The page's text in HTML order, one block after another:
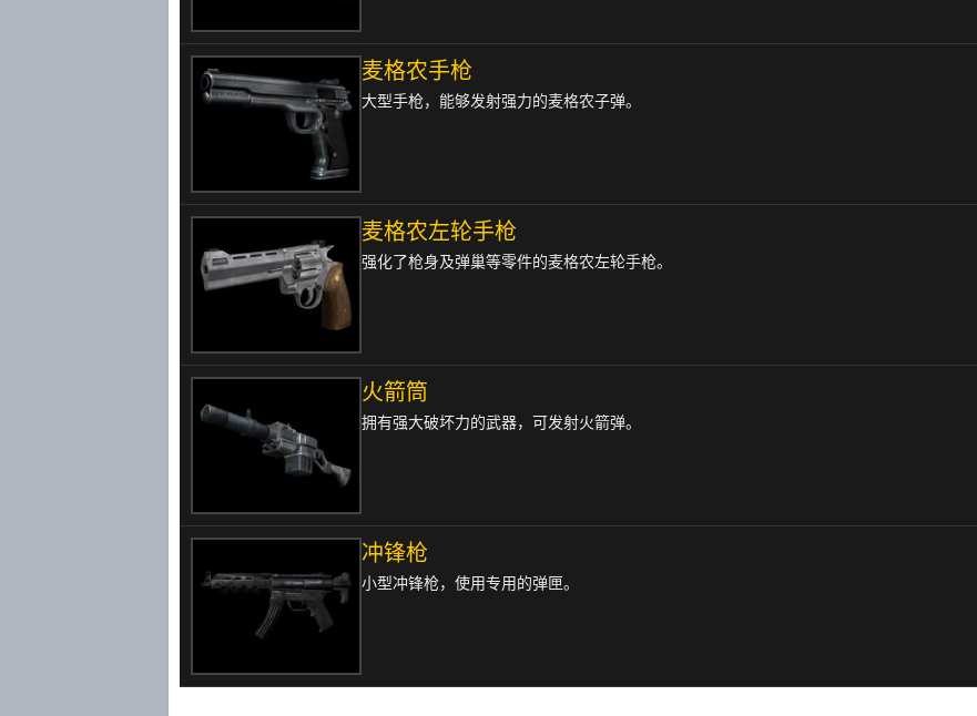
麦格农手枪
大型手枪，能够发射强力的麦格农子弹。
麦格农左轮手枪
强化了枪身及弹巢等零件的麦格农左轮手枪。
火箭筒
拥有强大破坏力的武器，可发射火箭弹。
冲锋枪
小型冲锋枪，使用专用的弹匣。